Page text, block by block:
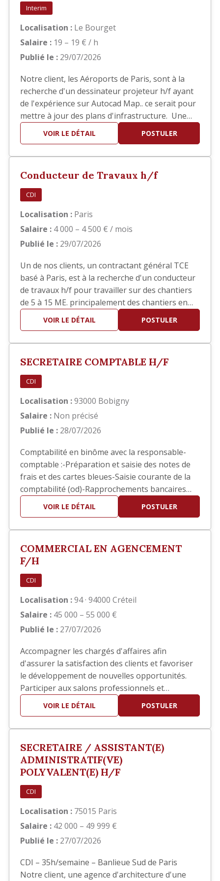
Interim
Localisation : Le Bourget
Salaire : 19 – 19 € / h
Publié le : 29/07/2026
Notre client, les Aéroports de Paris, sont à la
recherche d'un dessinateur projeteur h/f ayant
de l'expérience sur Autocad Map.. ce serait pour
mettre à jour des plans d'infrastructure. Une
bonne connaissance des SIG est demandée. Il
s'agit d'une mission d'intérim de 6 mois basée
VOIR LE DÉTAIL POSTULER
Conducteur de Travaux h/f
CDI
Localisation : Paris
Salaire : 4 000 – 4 500 € / mois
Publié le : 29/07/2026
Un de nos clients, un contractant général TCE
basé à Paris, est à la recherche d'un conducteur
de travaux h/f pour travailler sur des chantiers
de 5 à 15 ME. principalement des chantiers en
réhabilitation TCE dans le domaine hôtelier ou
sièges sociaux. Poste basé à Paris
VOIR LE DÉTAIL POSTULER
SECRETAIRE COMPTABLE H/F
CDI
Localisation :93000 Bobigny
Salaire : Non précisé
Publié le : 28/07/2026
Comptabilité en binôme avec la responsable-
comptable :-Préparation et saisie des notes de
frais et des cartes bleues-Saisie courante de la
comptabilité (od)-Rapprochements bancaires
ponctuels-Aide pour les situations comptables-
Contrôle et/ou Saisie des pointages des ouvriers
médica…
VOIR LE DÉTAIL POSTULER
COMMERCIAL EN AGENCEMENT
F/H
CDI
Localisation :94 · 94000 Créteil
Salaire : 45 000 – 55 000 €
Publié le : 27/07/2026
Accompagner les chargés d'affaires afin
d'assurer la satisfaction des clients et favoriser
le développement de nouvelles opportunités.
Participer aux salons professionnels et
développer votre réseau. Piloter les réponses
aux appels d'offres en collaboration avec les
Identifier de nouve…
VOIR LE DÉTAIL POSTULER
SECRETAIRE / ASSISTANT(E)
ADMINISTRATIF(VE)
POLYVALENT(E) H/F
CDI
Localisation : 75015 Paris
Salaire : 42 000 – 49 999 €
Publié le : 27/07/2026
CDI – 35h/semaine – Banlieue Sud de Paris
Notre client, une agence d'architecture d'une